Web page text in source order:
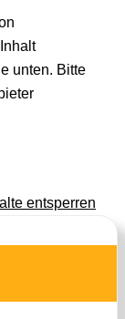
unten. Bitte
entsperren